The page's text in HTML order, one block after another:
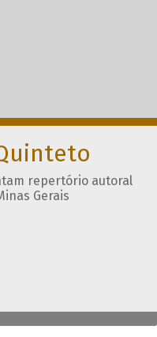
repertório autoral
Gerais